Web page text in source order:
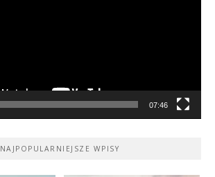
07:46
NAJPOPULARNIEJSZE WPISY